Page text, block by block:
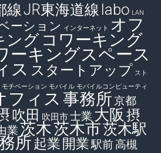
線JR東海道線 labo LAN
ーション インターネット オフ
ング コワーキング
ーキングスペース
ス スタートアップ スト
モチベーション モバイル モバイルコンピューティ
フィス 事務所京都
吹田 吹田市士業 大阪 摂
業茨木茨木市茨木駅
所起業 開業駅前高槻